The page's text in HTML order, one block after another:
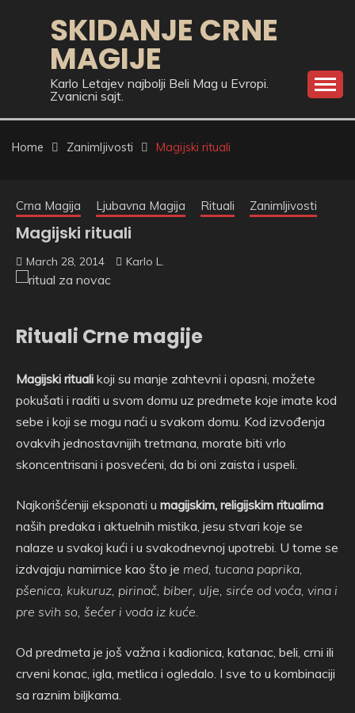
SKIDANJE CRNE
MAGIJE
Karlo Letajev najbolji Beli Mag u Evropi.
Zvanicni sajt.
Home Zanimljivosti Magijski rituali
Crna Magija Ljubavna Magija Rituali Zanimljivosti
Magijski rituali
March 28, 2014 Karlo L.
Rituali Crne magije
Magijski rituali koji su manje zahtevni i opasni, možete
pokušati i raditi u svom domu uz predmete koje imate kod
sebe i koji se mogu naći u svakom domu. Kod izvođenja
ovakvih jednostavnijih tretmana, morate biti vrlo
skoncentrisani i posvećeni, da bi oni zaista i uspeli.
Najkorišćeniji eksponati u magijskim, religijskim ritualima
naših predaka i aktuelnih mistika, jesu stvari koje se
nalaze u svakoj kući i u svakodnevnoj upotrebi. U tome se
izdvajaju namirnice kao što je med, tucana paprika,
pšenica, kukuruz, pirinač, biber, ulje, sirće od voća, vina i
pre svih so, šećer i voda iz kuće.
Od predmeta je još važna i kadionica, katanac, beli, crni ili
crveni konac, igla, metlica i ogledalo. I sve to u kombinaciji
sa raznim biljkama.